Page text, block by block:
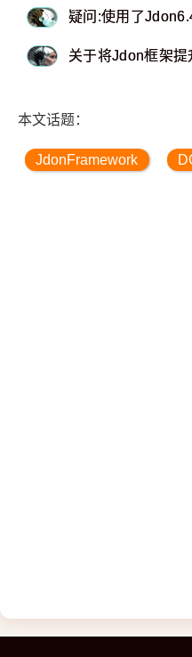
疑问:使用了
关于将Jdon框架
本文话题：
JdonFramework